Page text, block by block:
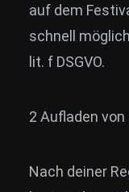
auf dem
schnell
lit. f DSGVO.
2 Aufladen von
Nach deiner